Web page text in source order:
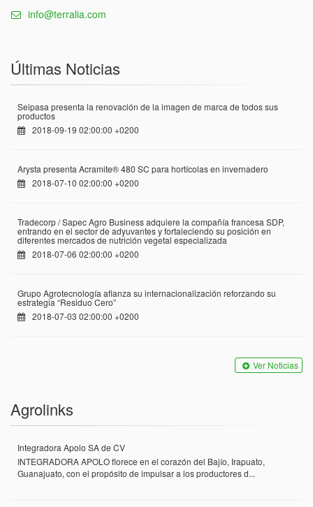
info@terralia.com
Últimas Noticias
Seipasa presenta la renovación de la imagen de marca de todos sus
productos
2018-09-19 02:00:00 +0200
Arysta presenta Acramite® 480 SC para hortícolas en invernadero
2018-07-10 02:00:00 +0200
Tradecorp / Sapec Agro Business adquiere la compañía francesa SDP,
entrando en el sector de adyuvantes y fortaleciendo su posición en
diferentes mercados de nutrición vegetal especializada
2018-07-06 02:00:00 +0200
Grupo Agrotecnología afianza su internacionalización reforzando su
estrategia “Residuo Cero”
2018-07-03 02:00:00 +0200
Ver Noticias
Agrolinks
Integradora Apolo SA de CV
INTEGRADORA APOLO florece en el corazón del Bajío, Irapuato,
Guanajuato, con el propósito de impulsar a los productores d...